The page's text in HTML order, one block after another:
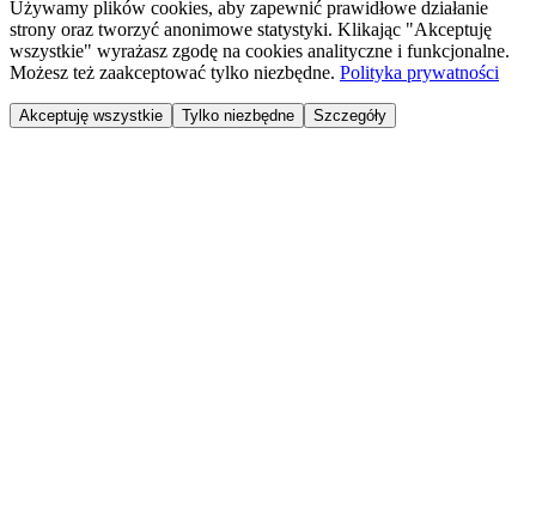
Używamy plików cookies, aby zapewnić prawidłowe działanie
strony oraz tworzyć anonimowe statystyki. Klikając "Akceptuję
wszystkie" wyrażasz zgodę na cookies analityczne i funkcjonalne.
Możesz też zaakceptować tylko niezbędne. Polityka prywatności
Akceptuję wszystkie Tylko niezbędne Szczegóły